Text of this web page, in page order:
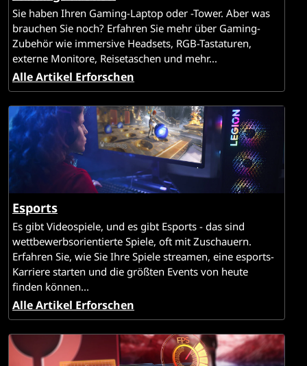
Sie haben Ihren Gaming-Laptop oder -Tower. Aber was
brauchen Sie noch? Erfahren Sie mehr über Gaming-
Zubehör wie immersive Headsets, RGB-Tastaturen,
externe Monitore, Reisetaschen und mehr...
Alle Artikel Erforschen
Esports
Es gibt Videospiele, und es gibt Esports - das sind
wettbewerbsorientierte Spiele, oft mit Zuschauern.
Erfahren Sie, wie Sie Ihre Spiele streamen, eine esports-
Karriere starten und die größten Events von heute
finden können...
Alle Artikel Erforschen